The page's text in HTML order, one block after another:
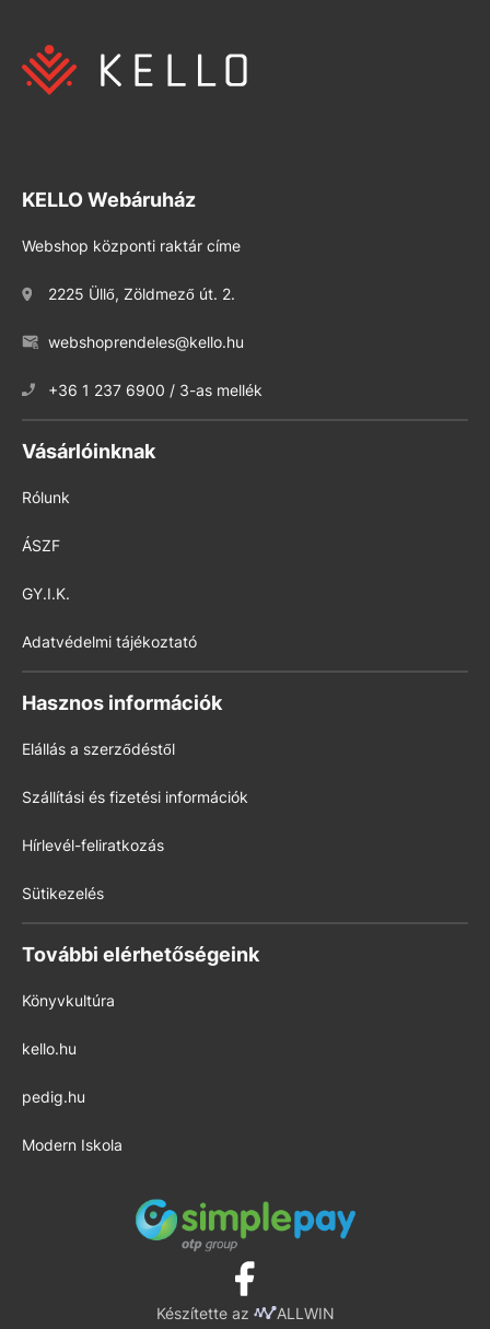
KELLO Webáruház
Webshop központi raktár címe
2225 Üllő, Zöldmező út. 2.
webshoprendeles@kello.hu
+36 1 237 6900 / 3-as mellék
Vásárlóinknak
Rólunk
ÁSZF
GY.I.K.
Adatvédelmi tájékoztató
Hasznos információk
Elállás a szerződéstől
Szállítási és fizetési információk
Hírlevél-feliratkozás
Sütikezelés
További elérhetőségeink
Könyvkultúra
kello.hu
pedig.hu
Modern Iskola
Készítette az ALLWIN